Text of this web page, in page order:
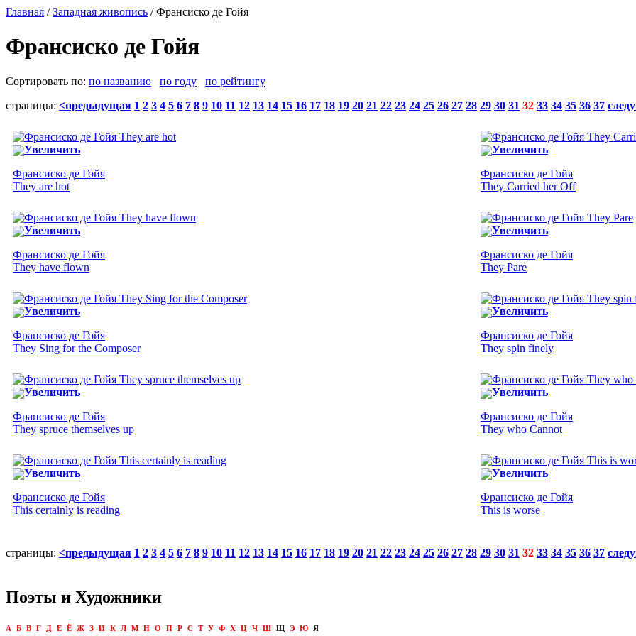
Главная /Западная живопись / Франсиско де Гойя
Франсиско де Гойя
Сортировать по: по названию по году
по рейтингу
страницы: <предыдущая 1 2 3 4 5 6 7 8 9 10 11 12 13 14 15 16 17 18 19 20 21 22 23 24 25 26 27 28 29 30 31 32 33 34 35 36 37
Увеличить
Франсиско де Гойя
They are hot
Увеличить
Франсиско де Гойя
They Carried her Off
Увеличить
Франсиско де Гойя
They have flown
Увеличить
Франсиско де Гойя
They Pare
Увеличить
Франсиско де Гойя
They Sing for the Composer
Увеличить
Франсиско де Гойя
They spin finely
Увеличить
Франсиско де Гойя
They spruce themselves up
Увеличить
Франсиско де Гойя
They who Cannot
Увеличить
Франсиско де Гойя
This certainly is reading
Увеличить
Франсиско де Гойя
This is worse
страницы: <предыдущая 1 2 3 4 5 6 7 8 9 10 11 12 13 14 15 16 17 18 19 20 21 22 23 24 25 26 27 28 29 30 31 32 33 34 35 36 37
Поэты и Художники
А Б В Г Д Е Ё Ж З И К Л М Н О П Р С Т У Ф Х Ц Ч Ш Щ Э Ю Я